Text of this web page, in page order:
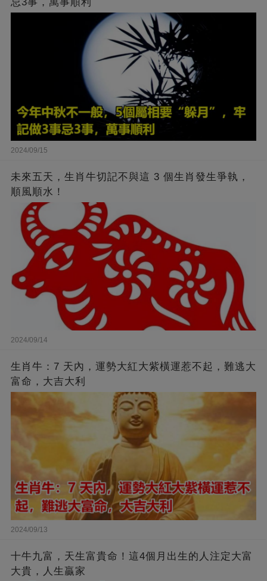
2024/09/15
未來五天，生肖牛切記不與這 3 個生肖發生爭執，
順風順水！
2024/09/14
生肖牛：7 天內，運勢大紅大紫橫運惹不起，難逃大
富命，大吉大利
2024/09/13
十牛九富，天生富貴命！這4個月出生的人注定大富
大貴，人生贏家